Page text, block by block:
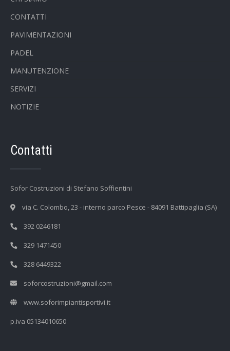
CONTATTI
PAVIMENTAZIONI
PADEL
MANUTENZIONE
SERVIZI
NOTIZIE
Contatti
Sofor Costruzioni di Stefano Soffientini
via C. Colombo, 23 - interno parco Pesce - 84091 Battipaglia (SA)
392 0246181
329 1471450
328 6449322
soforcostruzioni@gmail.com
www.soforimpiantisportivi.it
p.iva 05134010650